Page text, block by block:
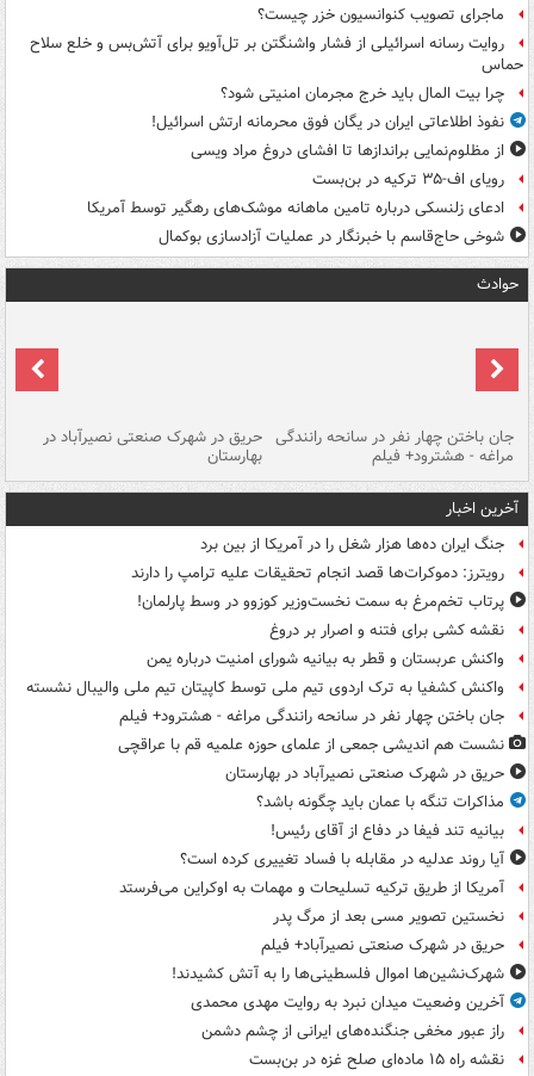
ماجرای تصویب کنوانسیون خزر چیست؟
روایت رسانه اسرائیلی از فشار واشنگتن بر تل‌آویو برای آتش‌بس و خلع سلاح
حماس
چرا بیت المال باید خرج مجرمان امنیتی شود؟
نفوذ اطلاعاتی ایران در یگان فوق محرمانه ارتش اسرائیل!
از مظلوم‌نمایی براندازها تا افشای دروغ مراد ویسی
رویای اف-۳۵ ترکیه در بن‌بست
ادعای زلنسکی درباره تامین ماهانه موشک‌های رهگیر توسط آمریکا
شوخی حاج‌قاسم با خبرنگار در عملیات آزادسازی بوکمال
حوادث
جان باختن چهار نفر در سانحه رانندگی
مراغه - هشترود+ فیلم
حریق در شهرک صنعتی نصیرآباد در
بهارستان
آخرین اخبار
جنگ ایران ده‌ها هزار شغل را در آمریکا از بین برد
رویترز: دموکرات‌ها قصد انجام تحقیقات علیه ترامپ را دارند
پرتاب تخم‌مرغ به سمت نخست‌وزیر کوزوو در وسط پارلمان!
نقشه کشی برای فتنه و اصرار بر دروغ
واکنش عربستان و قطر به بیانیه شورای امنیت درباره یمن
واکنش کشفیا به ترک اردوی تیم ملی توسط کاپیتان تیم ملی والیبال نشسته
جان باختن چهار نفر در سانحه رانندگی مراغه - هشترود+ فیلم
نشست هم اندیشی جمعی از علمای حوزه علمیه قم با عراقچی
حریق در شهرک صنعتی نصیرآباد در بهارستان
مذاکرات تنگه با عمان باید چگونه باشد؟
بیانیه تند فیفا در دفاع از آقای رئیس!
آیا روند عدلیه در مقابله با فساد تغییری کرده است؟
آمریکا از طریق ترکیه تسلیحات و مهمات به اوکراین می‌فرستد
نخستین تصویر مسی بعد از مرگ پدر
حریق در شهرک صنعتی نصیرآباد+ فیلم
شهرک‌نشین‌ها اموال فلسطینی‌ها را به آتش کشیدند!
آخرین وضعیت میدان نبرد به روایت مهدی محمدی
راز عبور مخفی جنگنده‌های ایرانی از چشم دشمن
نقشه راه ۱۵ ماده‌ای صلح غزه در بن‌بست